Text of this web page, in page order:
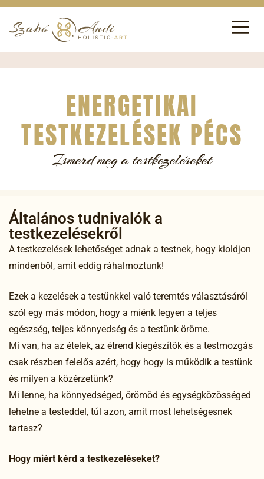
ENERGETIKAI
TESTKEZELÉSEK PÉCS
Ismerd meg a testkezeléseket
Általános tudnivalók a
testkezelésekről
A testkezelések lehetőséget adnak a testnek, hogy kioldjon
mindenből, amit eddig ráhalmoztunk!
Ezek a kezelések a testünkkel való teremtés választásáról
szól egy más módon, hogy a miénk legyen a teljes
egészség, teljes könnyedség és a testünk öröme.
Mi van, ha az ételek, az étrend kiegészítők és a testmozgás
csak részben felelős azért, hogy hogy is működik a testünk
és milyen a közérzetünk?
Mi lenne, ha könnyedséged, örömöd és egységközösséged
lehetne a testeddel, túl azon, amit most lehetségesnek
tartasz?
Hogy miért kérd a testkezeléseket?